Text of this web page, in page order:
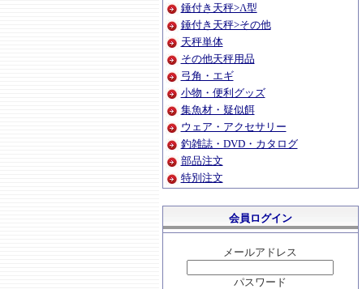
錘付き天秤>Λ型
錘付き天秤>その他
天秤単体
その他天秤用品
弓角・エギ
小物・便利グッズ
集魚材・疑似餌
ウェア・アクセサリー
釣雑誌・DVD・カタログ
部品注文
特別注文
会員ログイン
メールアドレス
パスワード